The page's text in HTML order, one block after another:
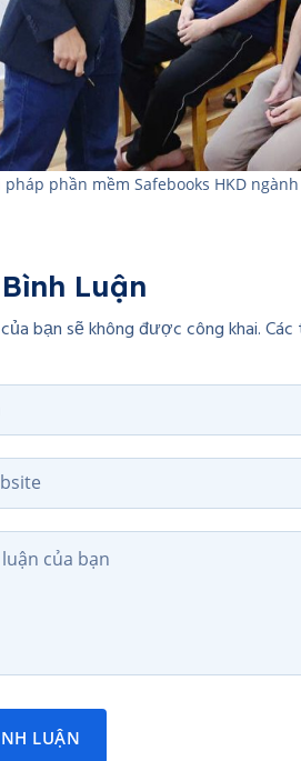
pháp phần mềm Safebooks HKD
Luận
bạn sẽ không được công khai.
LUẬN